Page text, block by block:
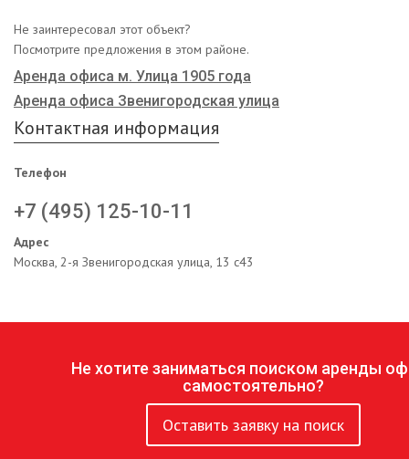
Не заинтересовал этот объект?
Посмотрите предложения в этом районе.
Аренда офиса м. Улица 1905 года
Аренда офиса Звенигородская улица
Контактная информация
Телефон
+7 (495) 125-10-11
Адрес
Москва, 2-я Звенигородская улица, 13 с43
Не хотите заниматься поиском аренды
самостоятельно?
Оставить заявку на поиск